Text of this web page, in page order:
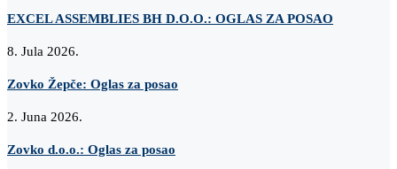
EXCEL ASSEMBLIES BH D.O.O.: OGLAS ZA POSAO
8. Jula 2026.
Zovko Žepče: Oglas za posao
2. Juna 2026.
Zovko d.o.o.: Oglas za posao